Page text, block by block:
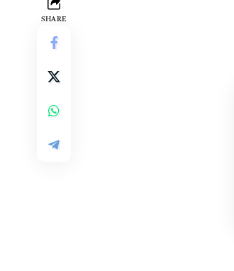
SHARE